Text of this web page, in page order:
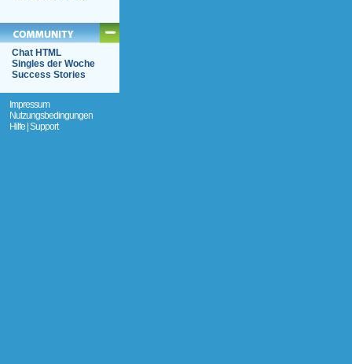
Chat HTML
Singles der Woche
Success Stories
Impressum
Nutzungsbedingungen
Hilfe | Support